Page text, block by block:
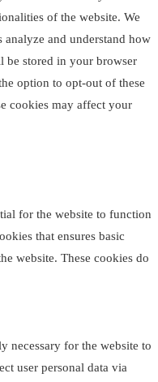
of the website. We
and understand how
be stored in your browser
option to opt-out of these
cookies may affect your
for the website to function
that ensures basic
website. These cookies do
necessary for the website to
user personal data via